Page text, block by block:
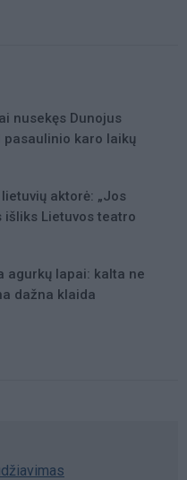
nusekęs Dunojus
pasaulinio karo laikų
aktorė: „Jos
išliks Lietuvos teatro
agurkų lapai: kalta ne
dažna klaida